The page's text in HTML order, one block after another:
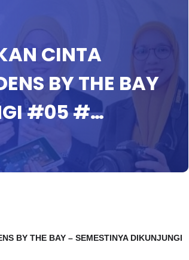
CINTA
BY THE BAY
#05 #…
BY THE BAY – SEMESTINYA DIKUNJUNGI